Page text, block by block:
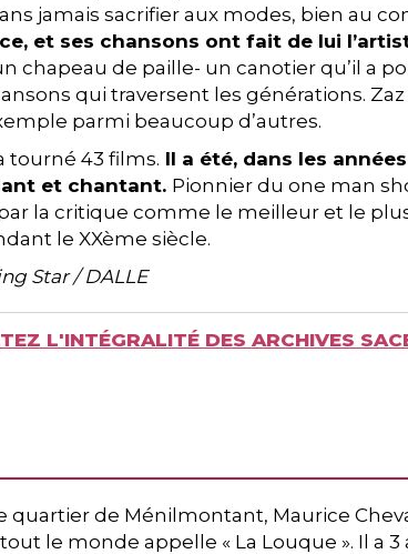
jamais sacrifier aux modes, bien au
et ses chansons ont fait de lui
chapeau de paille- un canotier qu’il a
qui traversent les générations. Zaz
parmi beaucoup d’autres.
tourné 43 films. Il a été, dans les
et chantant. Pionnier du one man
la critique comme le meilleur et le
le XXème siècle.
Star / DALLE
L'INTÉGRALITÉ DES ARCHIVES
quartier de Ménilmontant, Maurice
le monde appelle « La Louque ». Il a